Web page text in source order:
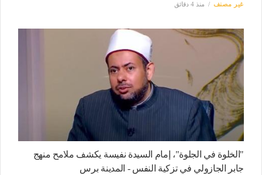
غير مصنف منذ 4 دقائق
"الخلوة في الجلوة"، إمام السيدة نفيسة يكشف ملامح منهج
جابر الجازولي في تزكية النفس - المدينة برس